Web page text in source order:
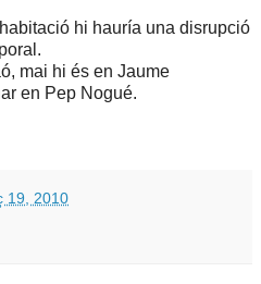
hi hauría una disrupció
mai hi és en Jaume
en Pep Nogué.
19, 2010